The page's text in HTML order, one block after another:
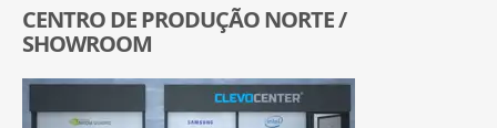
CENTRO DE PRODUÇÃO NORTE /
SHOWROOM